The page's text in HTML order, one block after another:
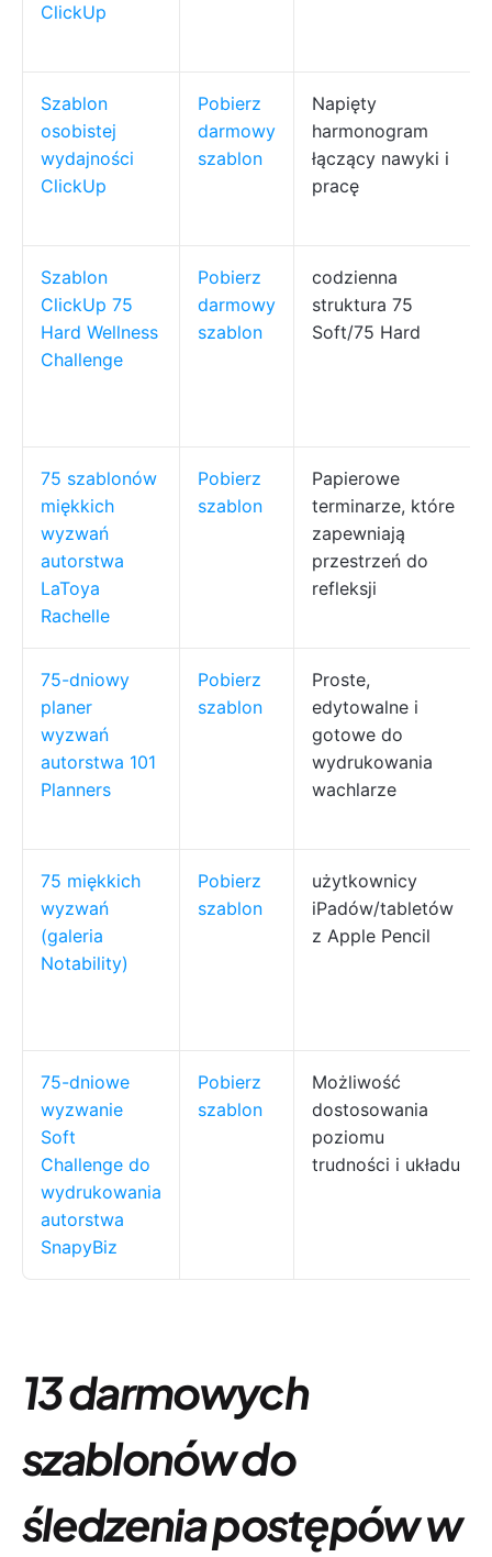
ClickUp
Szablon
osobistej
wydajności
ClickUp
Pobierz
darmowy
szablon
Napięty
harmonogram
łączący nawyki i
pracę
Szablon
ClickUp 75
Hard Wellness
Challenge
Pobierz
darmowy
szablon
codzienna
struktura 75
Soft/75 Hard
75 szablonów
miękkich
wyzwań
autorstwa
LaToya
Rachelle
Pobierz
szablon
Papierowe
terminarze, które
zapewniają
przestrzeń do
refleksji
75-dniowy
planer
wyzwań
autorstwa 101
Planners
Pobierz
szablon
Proste,
edytowalne i
gotowe do
wydrukowania
wachlarze
75 miękkich
wyzwań
(galeria
Notability)
Pobierz
szablon
użytkownicy
iPadów/tabletów
z Apple Pencil
75-dniowe
wyzwanie
Soft
Challenge do
wydrukowania
autorstwa
SnapyBiz
Pobierz
szablon
Możliwość
dostosowania
poziomu
trudności i układu
13 darmowych
szablonów do
śledzenia postępów w